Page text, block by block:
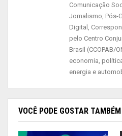
Conciliações, audiências,
fiscalização do
Juventude; habilitação de
aposentadorias, emissão
e CPF; inscrições para o
Único; atendimento ao
Polícia Civil; orientação e
pelo Conselho Tutelar,
Comunicação
Jornalismo, Pós-
Digital,
pelo Centro
Brasil (CCOPAB/
economia,
energia e
VOCÊ PODE GOSTAR TAMBÉM